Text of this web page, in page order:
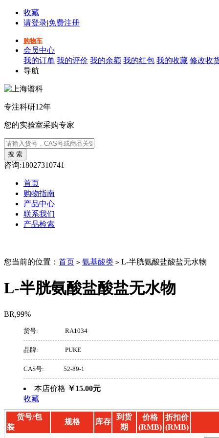
收藏
请登录|免费注册
购物车
会员中心
我的订单 我的评价 我的余额 我的红包 我的收藏 修改收
导航
专注科研12年
您的实验室采购专家
咨询:18027310741
首页
购物指南
产品中心
联系我们
产品检索
您当前的位置： 首页 > 氨基酸类 > L-半胱氨酸盐酸盐无水物
L-半胱氨酸盐酸盐无水物
BR,99%
货号: RA1034
品牌: PUKE
CAS号: 52-89-1
本店价格 ￥15.00元
收藏
货号/包
装
规格 库存
到货
期
价格
(RMB)
折扣价
(RMB)